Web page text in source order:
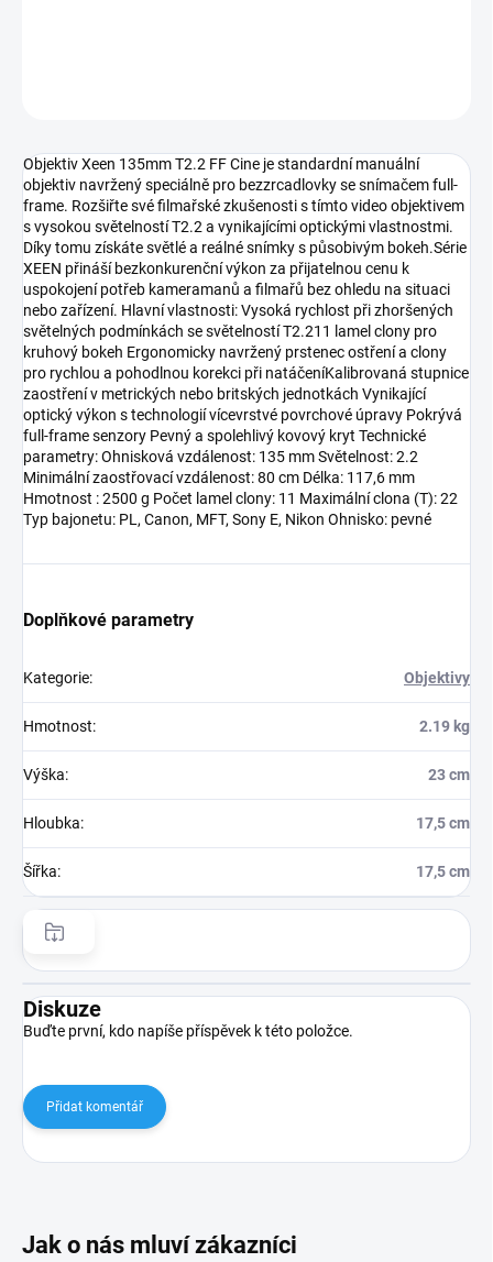
Objektiv Xeen 135mm T2.2 FF Cine je standardní manuální
objektiv navržený speciálně pro bezzrcadlovky se snímačem full-
frame. Rozšiřte své filmařské zkušenosti s tímto video objektivem
s vysokou světelností T2.2 a vynikajícími optickými vlastnostmi.
Díky tomu získáte světlé a reálné snímky s působivým bokeh.Série
XEEN přináší bezkonkurenční výkon za přijatelnou cenu k
uspokojení potřeb kameramanů a filmařů bez ohledu na situaci
nebo zařízení. Hlavní vlastnosti: Vysoká rychlost při zhoršených
světelných podmínkách se světelností T2.211 lamel clony pro
kruhový bokeh Ergonomicky navržený prstenec ostření a clony
pro rychlou a pohodlnou korekci při natáčeníKalibrovaná stupnice
zaostření v metrických nebo britských jednotkách Vynikající
optický výkon s technologií vícevrstvé povrchové úpravy Pokrývá
full-frame senzory Pevný a spolehlivý kovový kryt Technické
parametry: Ohnisková vzdálenost: 135 mm Světelnost: 2.2
Minimální zaostřovací vzdálenost: 80 cm Délka: 117,6 mm
Hmotnost : 2500 g Počet lamel clony: 11 Maximální clona (T): 22
Typ bajonetu: PL, Canon, MFT, Sony E, Nikon Ohnisko: pevné
Doplňkové parametry
Kategorie: Objektivy
Hmotnost: 2.19 kg
Výška: 23 cm
Hloubka: 17,5 cm
Šířka: 17,5 cm
Diskuze
Buďte první, kdo napíše příspěvek k této položce.
Přidat komentář